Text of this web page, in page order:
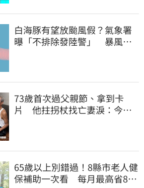
白海豚有望放颱風假？氣象署
曝「不排除發陸警」 暴風圈
73歲首次過父親節、拿到卡
片 他拄拐杖找亡妻淚：今天
65歲以上別錯過！8縣市老人健
保補助一次看 每月最高省826